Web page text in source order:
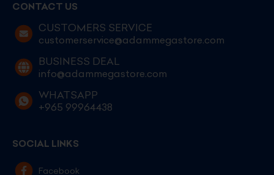
CONTACT US
CUSTOMERS SERVICE
customerservice@adammegastore.com
BUSINESS DEAL
info@adammegastore.com
WHATSAPP
+965 99964438
SOCIAL LINKS
Facebook